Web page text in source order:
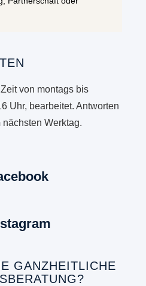
von montags bis
Uhr, bearbeitet. Antworten
Werktag.
GANZHEITLICHE